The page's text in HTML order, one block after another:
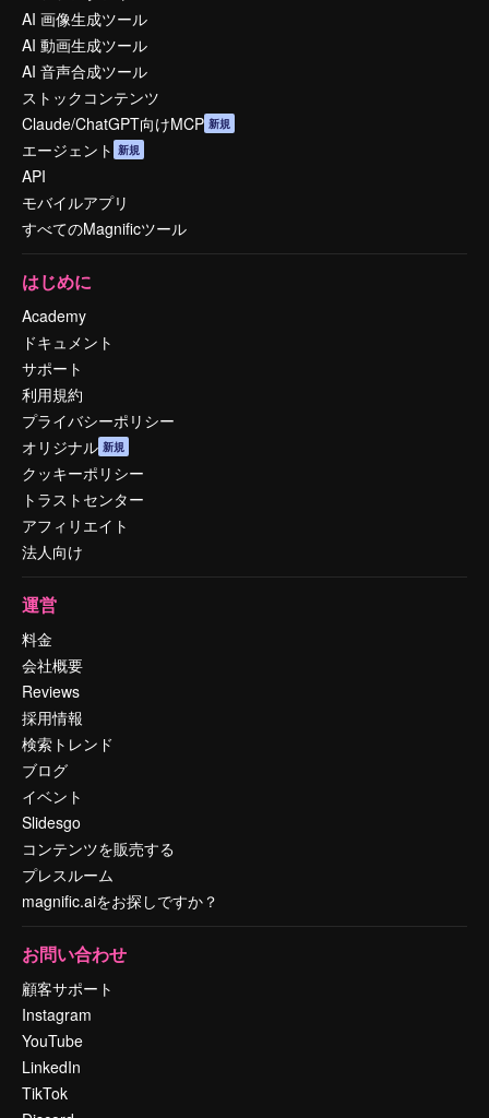
AI 画像生成ツール
AI 動画生成ツール
AI 音声合成ツール
ストックコンテンツ
Claude/ChatGPT向けMCP 新規
エージェント 新規
API
モバイルアプリ
すべてのMagnificツール
はじめに
Academy
ドキュメント
サポート
利用規約
プライバシーポリシー
オリジナル 新規
クッキーポリシー
トラストセンター
アフィリエイト
法人向け
運営
料金
会社概要
Reviews
採用情報
検索トレンド
ブログ
イベント
Slidesgo
コンテンツを販売する
プレスルーム
magnific.aiをお探しですか？
お問い合わせ
顧客サポート
Instagram
YouTube
LinkedIn
TikTok